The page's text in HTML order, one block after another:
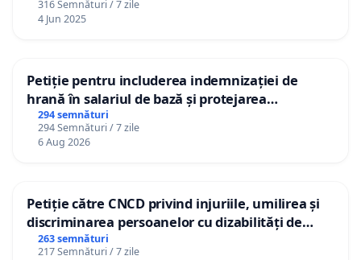
316 Semnături / 7 zile
4 Jun 2025
Petiție pentru includerea indemnizației de
hrană în salariul de bază și protejarea
gradațiilor de vechime pentru asistenții
personali
294 semnături
294 Semnături / 7 zile
6 Aug 2026
Petiție către CNCD privind injuriile, umilirea și
discriminarea persoanelor cu dizabilități de
către utilizatorul TikTok „Gorici”
263 semnături
217 Semnături / 7 zile